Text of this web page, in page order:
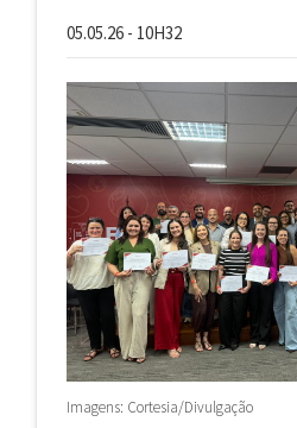
05.05.26 - 10H32
Imagens: Cortesia/Divulgação